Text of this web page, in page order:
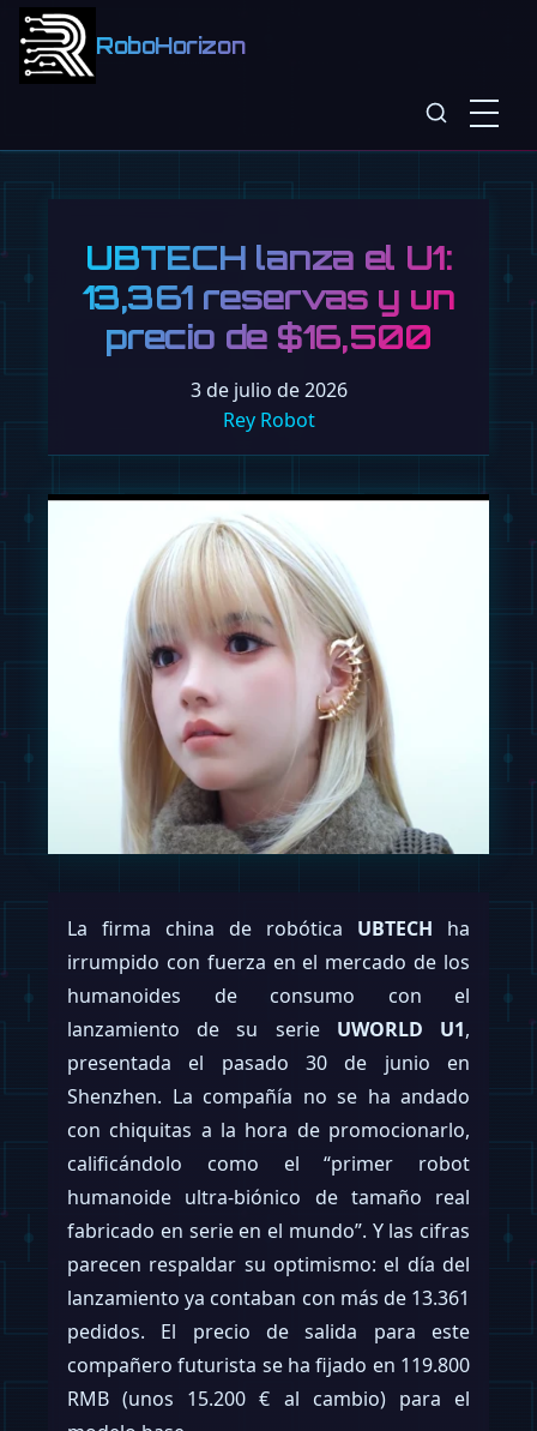
RoboHorizon
UBTECH lanza el U1:
13,361 reservas y un
precio de $16,500
3 de julio de 2026
Rey Robot
La firma china de robótica UBTECH ha
irrumpido con fuerza en el mercado de los
humanoides de consumo con el
lanzamiento de su serie UWORLD U1,
presentada el pasado 30 de junio en
Shenzhen. La compañía no se ha andado
con chiquitas a la hora de promocionarlo,
calificándolo como el “primer robot
humanoide ultra-biónico de tamaño real
fabricado en serie en el mundo”. Y las cifras
parecen respaldar su optimismo: el día del
lanzamiento ya contaban con más de 13.361
pedidos. El precio de salida para este
compañero futurista se ha fijado en 119.800
RMB (unos 15.200 € al cambio) para el